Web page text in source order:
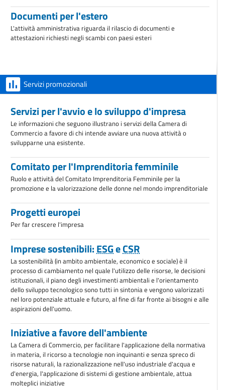
Documenti per l'estero
L'attività amministrativa riguarda il rilascio di documenti e
attestazioni richiesti negli scambi con paesi esteri
Servizi promozionali
Servizi per l'avvio e lo sviluppo d'impresa
Le informazioni che seguono illustrano i servizi della Camera di
Commercio a favore di chi intende avviare una nuova attività o
svilupparne una esistente.
Comitato per l'Imprenditoria femminile
Ruolo e attività del Comitato Imprenditoria Femminile per la
promozione e la valorizzazione delle donne nel mondo imprenditoriale
Progetti europei
Per far crescere l'impresa
Imprese sostenibili:ESGeCSR
La sostenibilità (in ambito ambientale, economico e sociale) è il
processo di cambiamento nel quale l'utilizzo delle risorse, le decisioni
istituzionali, il piano degli investimenti ambientali e l'orientamento
dello sviluppo tecnologico sono tutti in sintonia e vengono valorizzati
nel loro potenziale attuale e futuro, al fine di far fronte ai bisogni e alle
aspirazioni dell'uomo.
Iniziative a favore dell'ambiente
La Camera di Commercio, per facilitare l'applicazione della normativa
in materia, il ricorso a tecnologie non inquinanti e senza spreco di
risorse naturali, la razionalizzazione nell'uso industriale d'acqua e
d'energia, l'applicazione di sistemi di gestione ambientale, attua
molteplici iniziative